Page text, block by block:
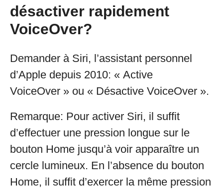
désactiver rapidement
VoiceOver?
Demander à Siri, l’assistant personnel
d’Apple depuis 2010: « Active
VoiceOver » ou « Désactive VoiceOver ».
Remarque: Pour activer Siri, il suffit
d’effectuer une pression longue sur le
bouton Home jusqu’à voir apparaître un
cercle lumineux. En l’absence du bouton
Home, il suffit d’exercer la même pression